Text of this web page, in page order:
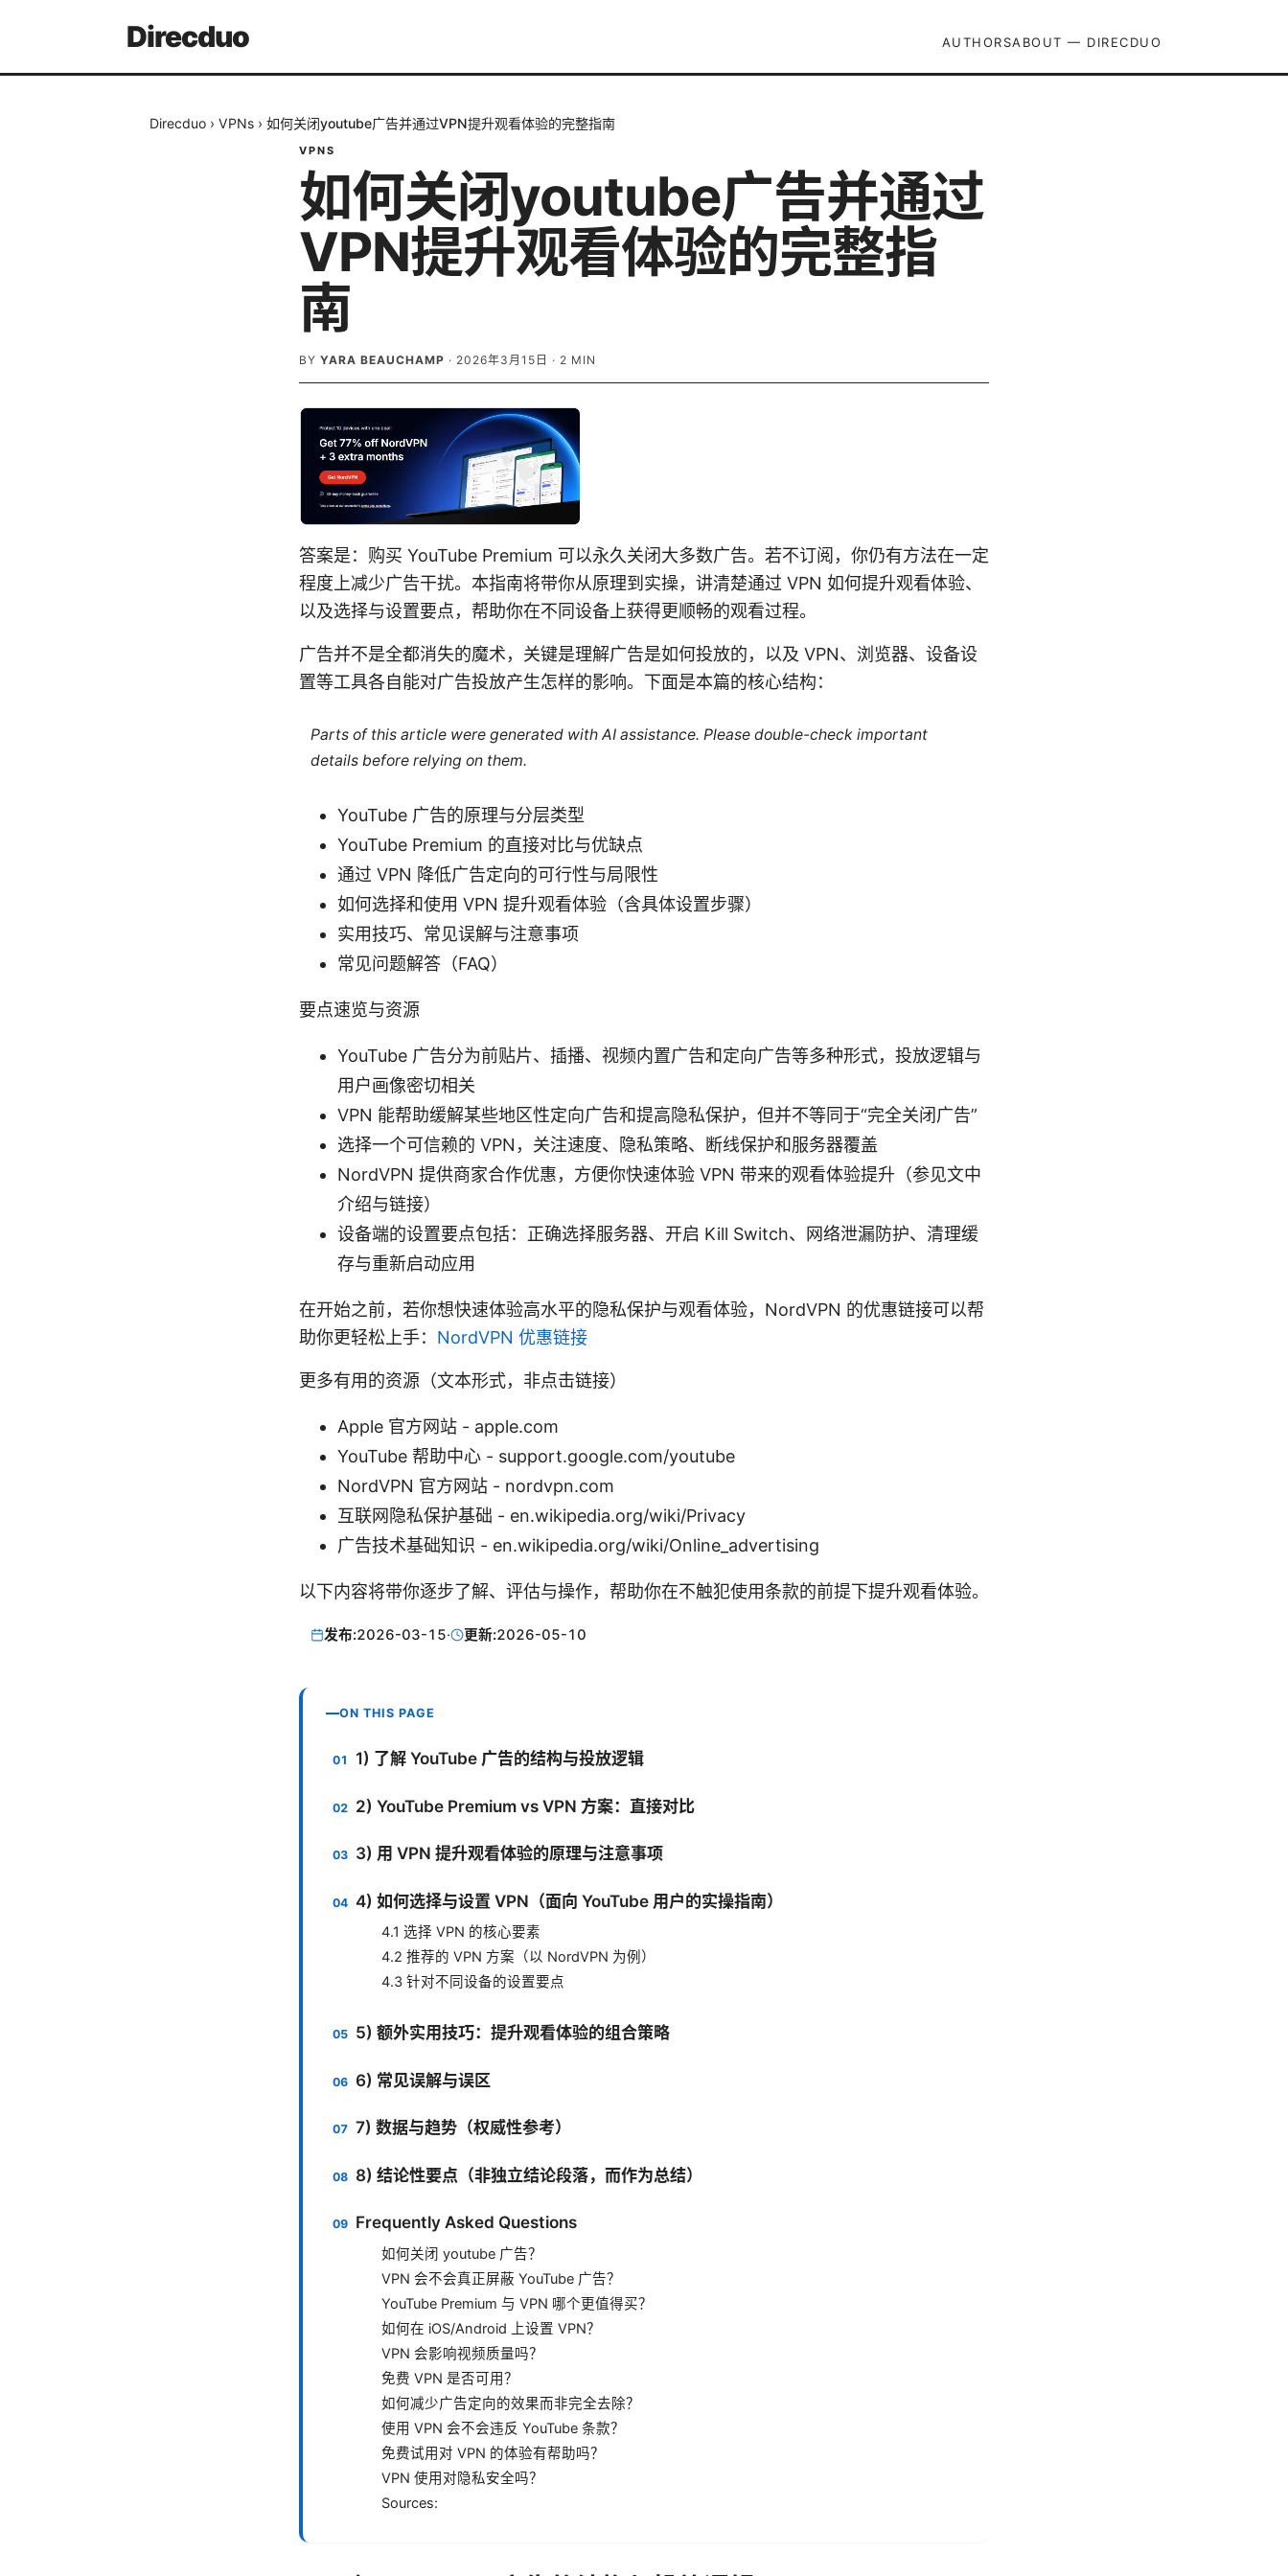
Direcduo AUTHORSABOUT — DIRECDUO
Direcduo › VPNs › 如何关闭youtube广告并通过VPN提升观看体验的完整指南
VPNS
如何关闭youtube广告并通过
VPN提升观看体验的完整指
南
BY YARA BEAUCHAMP · 2026年3月15日 · 2 MIN
答案是：购买 YouTube Premium 可以永久关闭大多数广告。若不订阅，你仍有方法在一定
程度上减少广告干扰。本指南将带你从原理到实操，讲清楚通过 VPN 如何提升观看体验、
以及选择与设置要点，帮助你在不同设备上获得更顺畅的观看过程。
广告并不是全都消失的魔术，关键是理解广告是如何投放的，以及 VPN、浏览器、设备设
置等工具各自能对广告投放产生怎样的影响。下面是本篇的核心结构：
Parts of this article were generated with AI assistance. Please double-check important
details before relying on them.
YouTube 广告的原理与分层类型
YouTube Premium 的直接对比与优缺点
通过 VPN 降低广告定向的可行性与局限性
如何选择和使用 VPN 提升观看体验（含具体设置步骤）
实用技巧、常见误解与注意事项
常见问题解答（FAQ）
要点速览与资源
YouTube 广告分为前贴片、插播、视频内置广告和定向广告等多种形式，投放逻辑与
用户画像密切相关
VPN 能帮助缓解某些地区性定向广告和提高隐私保护，但并不等同于“完全关闭广告”
选择一个可信赖的 VPN，关注速度、隐私策略、断线保护和服务器覆盖
NordVPN 提供商家合作优惠，方便你快速体验 VPN 带来的观看体验提升（参见文中
介绍与链接）
设备端的设置要点包括：正确选择服务器、开启 Kill Switch、网络泄漏防护、清理缓
存与重新启动应用
在开始之前，若你想快速体验高水平的隐私保护与观看体验，NordVPN 的优惠链接可以帮
助你更轻松上手： NordVPN 优惠链接
更多有用的资源（文本形式，非点击链接）
Apple 官方网站 - apple.com
YouTube 帮助中心 - support.google.com/youtube
NordVPN 官方网站 - nordvpn.com
互联网隐私保护基础 - en.wikipedia.org/wiki/Privacy
广告技术基础知识 - en.wikipedia.org/wiki/Online_advertising
以下内容将带你逐步了解、评估与操作，帮助你在不触犯使用条款的前提下提升观看体验。
发布:2026-03-15· 更新:2026-05-10
ON THIS PAGE
1) 了解 YouTube 广告的结构与投放逻辑
2) YouTube Premium vs VPN 方案：直接对比
3) 用 VPN 提升观看体验的原理与注意事项
4) 如何选择与设置 VPN（面向 YouTube 用户的实操指南）
4.1 选择 VPN 的核心要素
4.2 推荐的 VPN 方案（以 NordVPN 为例）
4.3 针对不同设备的设置要点
5) 额外实用技巧：提升观看体验的组合策略
6) 常见误解与误区
7) 数据与趋势（权威性参考）
8) 结论性要点（非独立结论段落，而作为总结）
Frequently Asked Questions
如何关闭 youtube 广告？
VPN 会不会真正屏蔽 YouTube 广告？
YouTube Premium 与 VPN 哪个更值得买？
如何在 iOS/Android 上设置 VPN？
VPN 会影响视频质量吗？
免费 VPN 是否可用？
如何减少广告定向的效果而非完全去除？
使用 VPN 会不会违反 YouTube 条款？
免费试用对 VPN 的体验有帮助吗？
VPN 使用对隐私安全吗？
Sources: